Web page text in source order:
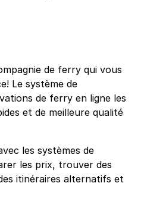
de ferry qui vous
Le système de
de ferry en ligne les
et de meilleure qualité
les systèmes de
les prix, trouver des
itinéraires alternatifs et